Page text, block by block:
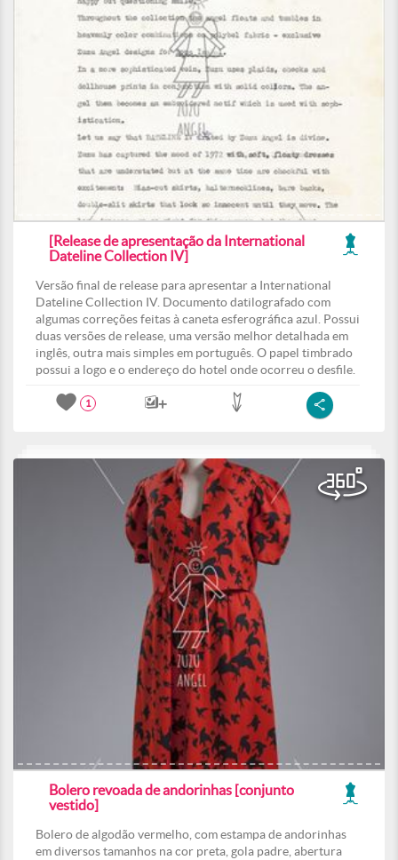
[Release de apresentação da International
Dateline Collection IV]
Versão final de release para apresentar a International
Dateline Collection IV. Documento datilografado com
algumas correções feitas à caneta esferográfica azul. Possui
duas versões de release, uma versão melhor detalhada em
inglês, outra mais simples em português. O papel timbrado
possui a logo e o endereço do hotel onde ocorreu o desfile.
1
Bolero revoada de andorinhas [conjunto
vestido]
Bolero de algodão vermelho, com estampa de andorinhas
em diversos tamanhos na cor preta, gola padre, abertura